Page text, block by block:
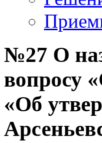
№27 О
вопросу
«Об